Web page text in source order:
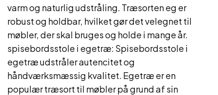
varm og naturlig udstråling. Træsorten eg er
robust og holdbar, hvilket gør det velegnet til
møbler, der skal bruges og holde i mange år.
spisebordsstole i egetræ: Spisebordsstole i
egetræ udstråler autencitet og
håndværksmæssig kvalitet. Egetræ er en
populær træsort til møbler på grund af sin